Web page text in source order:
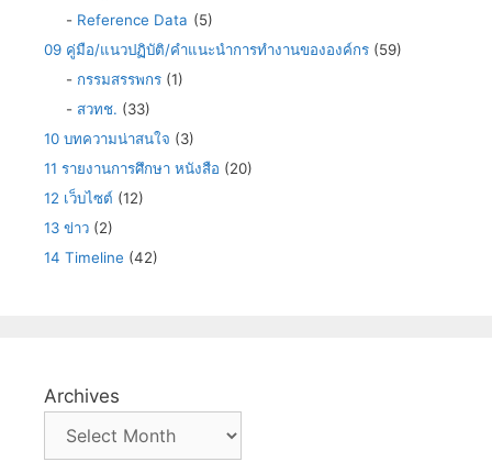
- Reference Data (5)
09 คู่มือ/แนวปฏิบัติ/คำแนะนำการทำงานขององค์กร (59)
- กรรมสรรพกร (1)
- สวทช. (33)
10 บทความน่าสนใจ (3)
11 รายงานการศึกษา หนังสือ (20)
12 เว็บไซต์ (12)
13 ข่าว (2)
14 Timeline (42)
Archives